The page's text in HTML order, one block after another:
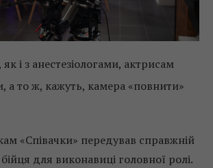
і з анестезіологами, актрисам
а то ж, кажуть, камера «повнити»
«Співачки» передував справжній
для виконавиці головної ролі.